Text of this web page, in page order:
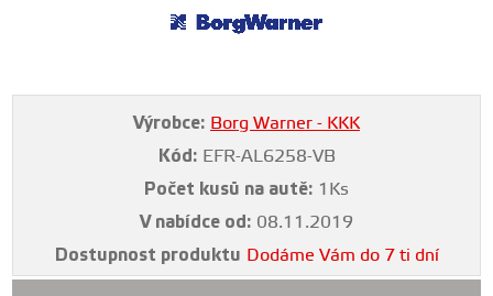
Výrobce: Borg Warner - KKK
Kód: EFR-AL6258-VB
Počet kusů na autě: 1Ks
V nabídce od: 08.11.2019
Dostupnost produktu Dodáme Vám do 7 ti dní